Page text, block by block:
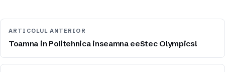
ARTICOLUL ANTERIOR
Toamna in Politehnica inseamna eeStec Olympics!